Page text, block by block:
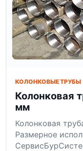
КОЛОНКОВЫЕ ТРУБЫ
Колонковая
мм
Колонковая
Размерное